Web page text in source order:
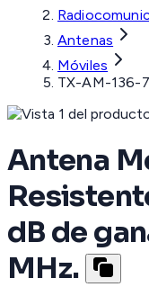
Antenas
Móviles
TX-AM-136-
Antena
dB de
MHz.